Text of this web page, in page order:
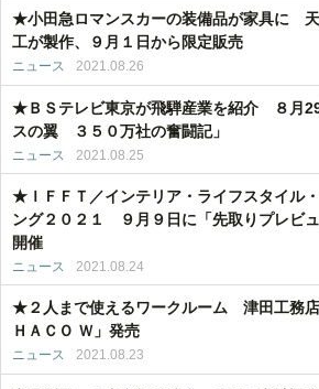
★小田急ロマンスカーの装備品が家具に
工が製作、９月１日から限定販売
ニュース 2021.08.26
★ＢＳテレビ東京が飛騨産業を紹介 ８月
スの翼 ３５０万社の奮闘記」
ニュース 2021.08.25
★ＩＦＦＴ／インテリア・ライフスタイル
ング２０２１ ９月９日に「先取りプレビュ
開催
ニュース 2021.08.24
★２人まで使えるワークルーム 津田工務
ＨＡＣＯ Ｗ」発売
ニュース 2021.08.23